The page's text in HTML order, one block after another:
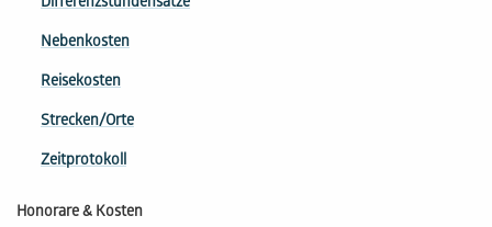
Differenzstundensätze
Nebenkosten
Reisekosten
Strecken/Orte
Zeitprotokoll
Honorare & Kosten